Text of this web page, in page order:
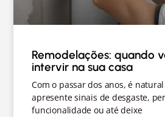
Remodelações: quando
intervir na sua casa
Com o passar dos anos, é
apresente sinais de desgaste,
funcionalidade ou até deixe